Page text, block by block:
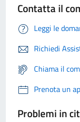
Contatta il
Leggi le
Richiedi
Chiama il
Prenota un
Problemi in